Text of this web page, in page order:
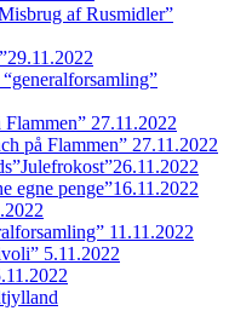
af Rusmidler”
27.11.2022
på Flammen” 27.11.2022
egne penge”16.11.2022
11.11.2022
5.11.2022